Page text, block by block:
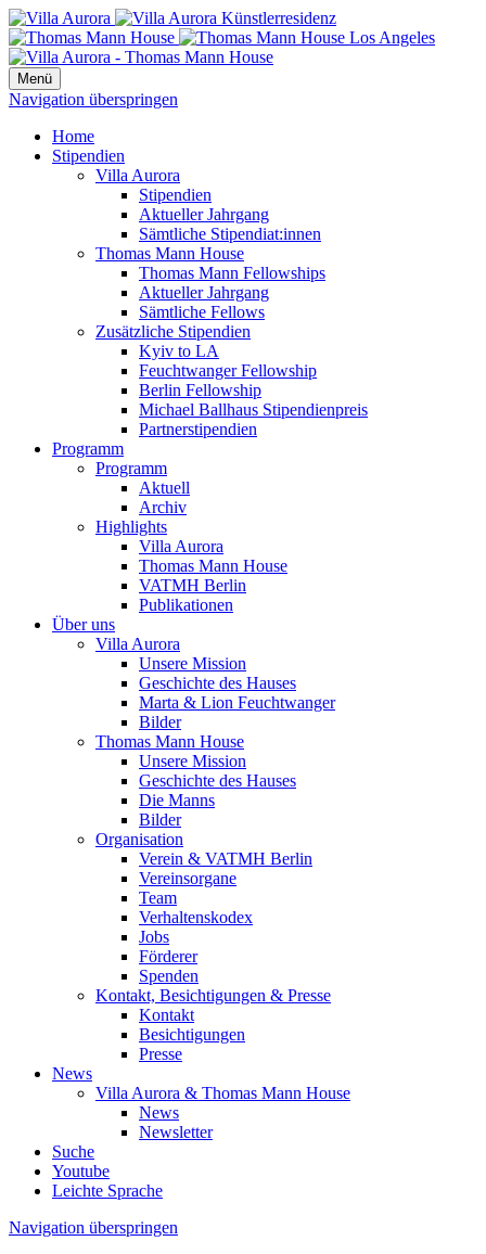
Menü
Navigation überspringen
Home
Stipendien
Villa Aurora
Stipendien
Aktueller Jahrgang
Sämtliche Stipendiat:innen
Thomas Mann House
Thomas Mann Fellowships
Aktueller Jahrgang
Sämtliche Fellows
Zusätzliche Stipendien
Kyiv to LA
Feuchtwanger Fellowship
Berlin Fellowship
Michael Ballhaus Stipendienpreis
Partnerstipendien
Programm
Programm
Aktuell
Archiv
Highlights
Villa Aurora
Thomas Mann House
VATMH Berlin
Publikationen
Über uns
Villa Aurora
Unsere Mission
Geschichte des Hauses
Marta & Lion Feuchtwanger
Bilder
Thomas Mann House
Unsere Mission
Geschichte des Hauses
Die Manns
Bilder
Organisation
Verein & VATMH Berlin
Vereinsorgane
Team
Verhaltenskodex
Jobs
Förderer
Spenden
Kontakt, Besichtigungen & Presse
Kontakt
Besichtigungen
Presse
News
Villa Aurora & Thomas Mann House
News
Newsletter
Suche
Youtube
Leichte Sprache
Navigation überspringen